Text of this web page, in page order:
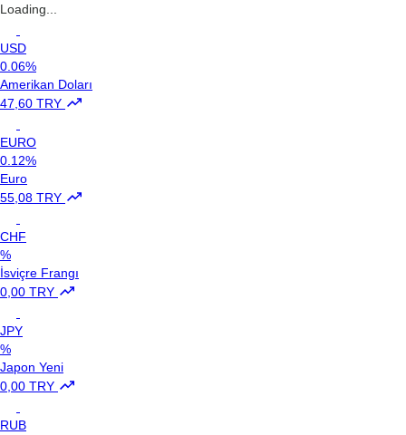
Loading...
USD
0.06%
Amerikan Doları
47,60 TRY
EURO
0.12%
Euro
55,08 TRY
CHF
%
İsviçre Frangı
0,00 TRY
JPY
%
Japon Yeni
0,00 TRY
RUB